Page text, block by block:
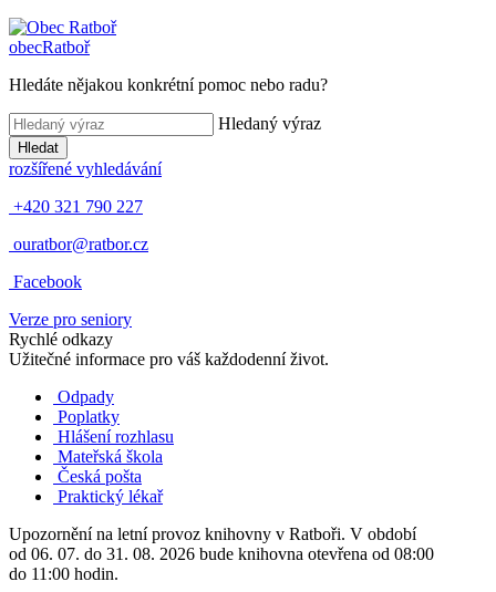
obecRatboř
Hledáte nějakou konkrétní pomoc nebo radu?
Hledaný výraz
Hledat
rozšířené vyhledávání
+420 321 790 227
ouratbor@ratbor.cz
Facebook
Verze pro seniory
Rychlé odkazy
Užitečné informace pro váš každodenní život.
Odpady
Poplatky
Hlášení rozhlasu
Mateřská škola
Česká pošta
Praktický lékař
Upozornění na letní provoz knihovny v Ratboři. V období
od 06. 07. do 31. 08. 2026 bude knihovna otevřena od 08:00
do 11:00 hodin.